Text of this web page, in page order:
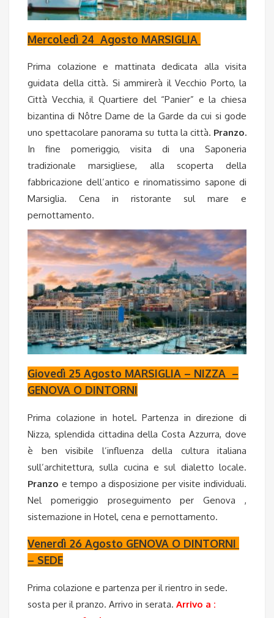
Mercoledì 24 Agosto MARSIGLIA
Prima colazione e mattinata dedicata alla visita
guidata della città. Si ammirerà il Vecchio Porto, la
Città Vecchia, il Quartiere del “Panier” e la chiesa
bizantina di Nôtre Dame de la Garde da cui si gode
uno spettacolare panorama su tutta la città. Pranzo.
In fine pomeriggio, visita di una Saponeria
tradizionale marsigliese, alla scoperta della
fabbricazione dell’antico e rinomatissimo sapone di
Marsiglia. Cena in ristorante sul mare e
pernottamento.
Giovedì 25 Agosto MARSIGLIA – NIZZA –
GENOVA O DINTORNI
Prima colazione in hotel. Partenza in direzione di
Nizza, splendida cittadina della Costa Azzurra, dove
è ben visibile l’influenza della cultura italiana
sull’architettura, sulla cucina e sul dialetto locale.
Pranzo e tempo a disposizione per visite individuali.
Nel pomeriggio proseguimento per Genova ,
sistemazione in Hotel, cena e pernottamento.
Venerdì 26 Agosto GENOVA O DINTORNI
– SEDE
Prima colazione e partenza per il rientro in sede.
sosta per il pranzo. Arrivo in serata. Arrivo a :